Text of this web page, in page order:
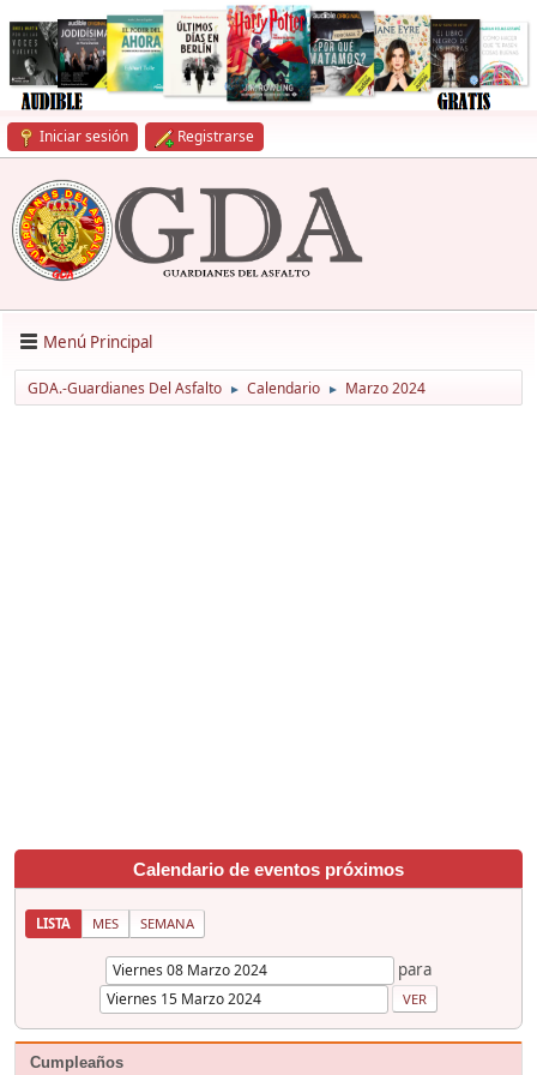
Iniciar sesión Registrarse
Menú Principal
GDA.-Guardianes Del Asfalto ► Calendario ► Marzo 2024
Calendario de eventos próximos
LISTA MES SEMANA
para
Cumpleaños